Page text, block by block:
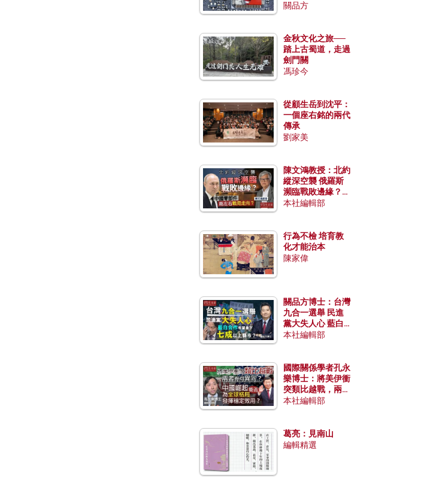
關品方
金秋文化之旅──
踏上古蜀道，走過
劍門關
馮珍今
從顧生岳到沈平：
一個座右銘的兩代
傳承
劉家美
陳文鴻教授：北約
縱深空襲 俄羅斯
瀕臨戰敗邊緣？中
國零部件能左右戰
本社編輯部
行為不檢 培育教
化才能治本
陳家偉
關品方博士：台灣
九合一選舉 民進
黨大失人心 藍白
合作有望拿下七成
本社編輯部
國際關係學者孔永
樂博士：將美伊衝
突類比越戰，兩者
有何異同？中國崛
本社編輯部
葛亮：見南山
編輯精選